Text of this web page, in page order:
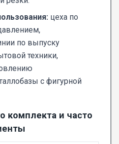
цеха по
по выпуску
техники,
с фигурной
комплекта и часто